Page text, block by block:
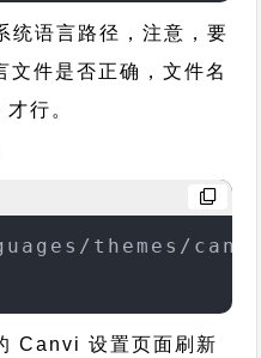
语言路径，注意，要
文件是否正确，文件名
行。
themes/
Canvi 设置页面刷新